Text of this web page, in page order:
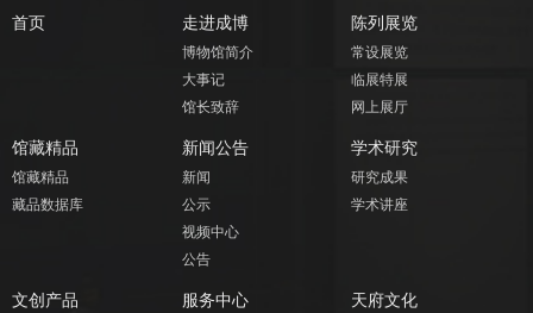
首页 走进成博
博物馆简介
大事记
馆长致辞
陈列展览
常设展览
临展特展
网上展厅
馆藏精品
馆藏精品
藏品数据库
新闻公告
新闻
公示
视频中心
公告
学术研究
研究成果
学术讲座
文创产品 服务中心 天府文化